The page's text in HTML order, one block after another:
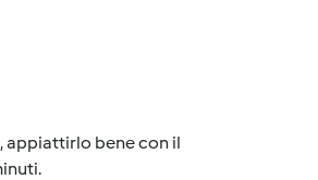
appiattirlo bene con il